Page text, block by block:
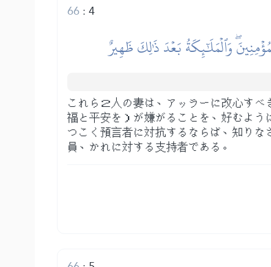
4
:
66
وَٱلۡمَلَٰٓئِكَةُ بَعۡدَ ذَٰلِكَ ظَهِيرٌ
これら２人の妻は、アッラーに改心す
福と平安を）が嫌がることを、好むよ
つこく預言者に対抗するならば、知り
員、かれに対する支持者である。